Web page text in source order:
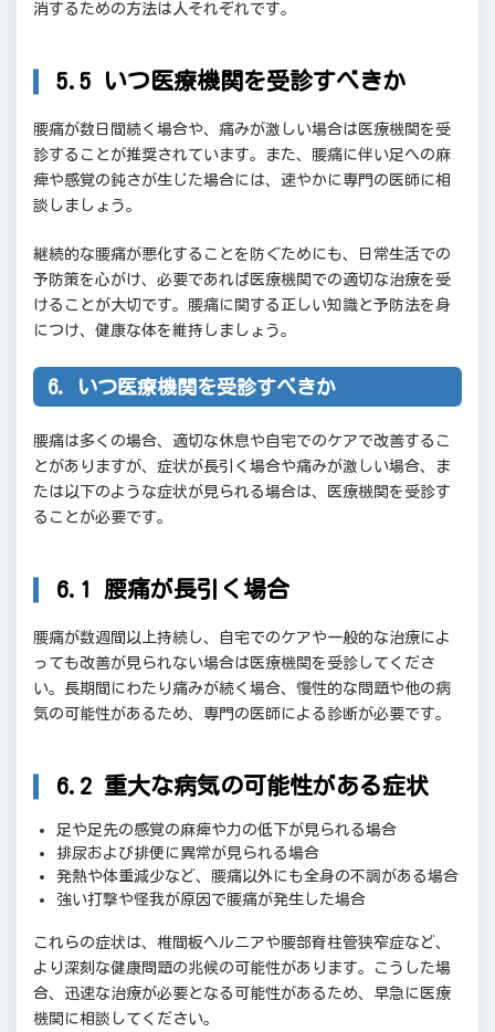
消するための方法は人それぞれです。
5.5 いつ医療機関を受診すべきか
腰痛が数日間続く場合や、痛みが激しい場合は医療機関を受
診することが推奨されています。また、腰痛に伴い足への麻
痺や感覚の鈍さが生じた場合には、速やかに専門の医師に相
談しましょう。
継続的な腰痛が悪化することを防ぐためにも、日常生活での
予防策を心がけ、必要であれば医療機関での適切な治療を受
けることが大切です。腰痛に関する正しい知識と予防法を身
につけ、健康な体を維持しましょう。
6. いつ医療機関を受診すべきか
腰痛は多くの場合、適切な休息や自宅でのケアで改善するこ
とがありますが、症状が長引く場合や痛みが激しい場合、ま
たは以下のような症状が見られる場合は、医療機関を受診す
ることが必要です。
6.1 腰痛が長引く場合
腰痛が数週間以上持続し、自宅でのケアや一般的な治療によ
っても改善が見られない場合は医療機関を受診してくださ
い。長期間にわたり痛みが続く場合、慢性的な問題や他の病
気の可能性があるため、専門の医師による診断が必要です。
6.2 重大な病気の可能性がある症状
足や足先の感覚の麻痺や力の低下が見られる場合
排尿および排便に異常が見られる場合
発熱や体重減少など、腰痛以外にも全身の不調がある場合
強い打撃や怪我が原因で腰痛が発生した場合
これらの症状は、椎間板ヘルニアや腰部脊柱管狭窄症など、
より深刻な健康問題の兆候の可能性があります。こうした場
合、迅速な治療が必要となる可能性があるため、早急に医療
機関に相談してください。